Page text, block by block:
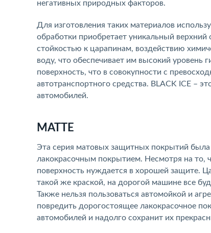
негативных природных факторов.
Для изготовления таких материалов
обработки приобретает уникальный
стойкостью к царапинам, воздействию
воду, что обеспечивает им высокий уровень
поверхность, что в совокупности с
автотранспортного средства. BLACK ICE –
автомобилей.
MATTE
Эта серия матовых защитных покрытий
лакокрасочным покрытием. Несмотря на то,
поверхность нуждается в хорошей защите.
такой же краской, на дорогой машине все
Также нельзя пользоваться автомойкой и
повредить дорогостоящее лакокрасочное
автомобилей и надолго сохранит их